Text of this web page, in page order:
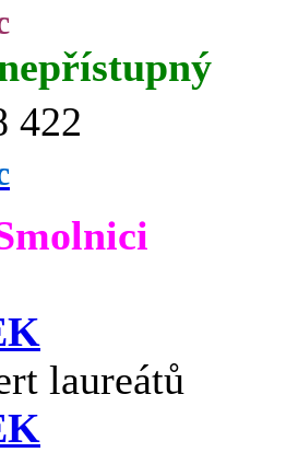
422
laureátů